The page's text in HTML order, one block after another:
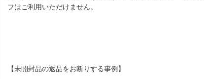
フはご利用いただけません。
【未開封品の返品をお断りする事例】